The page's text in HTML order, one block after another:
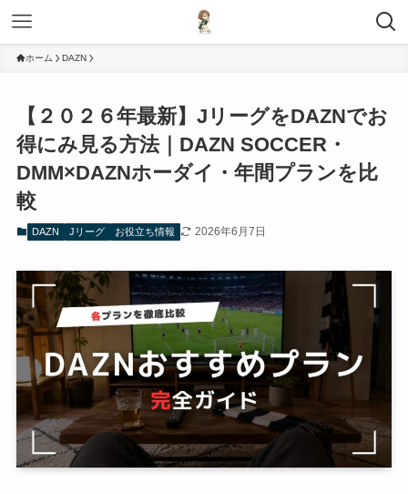
ホーム DAZN
【２０２６年最新】JリーグをDAZNでお
得にみ見る方法｜DAZN SOCCER・
DMM×DAZNホーダイ・年間プランを比
較
DAZN Jリーグ お役立ち情報 2026年6月7日